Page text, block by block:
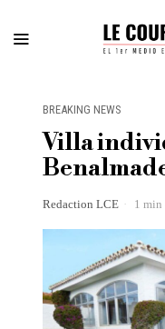
BREAKING NEWS
Villa
Redaction LCE 1 min